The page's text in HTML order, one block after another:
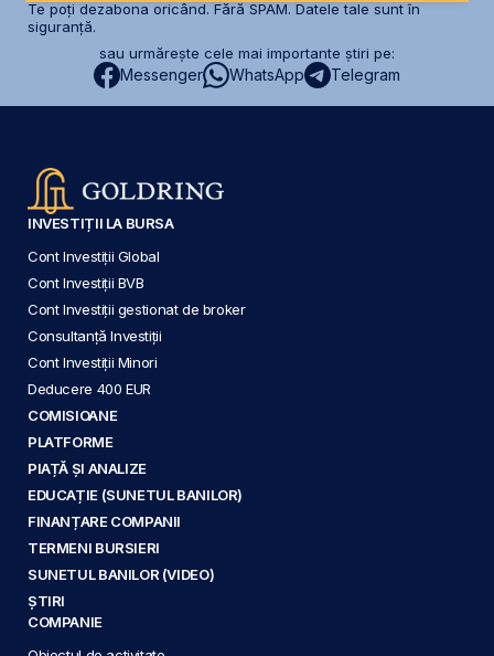
Te poți dezabona oricând. Fără SPAM. Datele tale sunt în
siguranță.
sau urmărește cele mai importante știri pe:
Messenger WhatsApp Telegram
INVESTIȚII LA BURSA
Cont Investiții Global
Cont Investiții BVB
Cont Investiții gestionat de broker
Consultanță Investiții
Cont Investiții Minori
Deducere 400 EUR
COMISIOANE
PLATFORME
PIAȚĂ ȘI ANALIZE
EDUCAȚIE (SUNETUL BANILOR)
FINANȚARE COMPANII
TERMENI BURSIERI
SUNETUL BANILOR (VIDEO)
ȘTIRI
COMPANIE